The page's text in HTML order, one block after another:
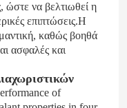
ώστε να βελτιωθεί η
επιπτώσεις.Η
καθώς βοηθά
ασφαλές και
of